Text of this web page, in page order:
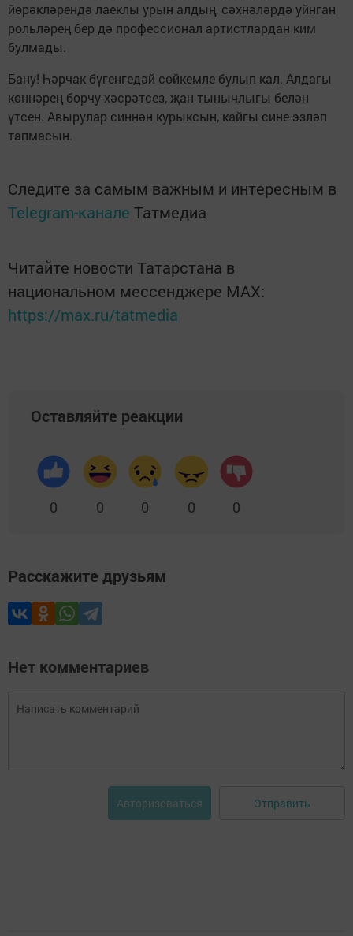
йөрәкләрендә лаеклы урын алдың, сәхнәләрдә уйнган
рольләрең бер дә профессионал артистлардан ким
булмады.
Бану! Һәрчак бүгенгедәй сөйкемле булып кал. Алдагы
көннәрең борчу-хәсрәтсез, җан тынычлыгы белән
үтсен. Авырулар синнән курыксын, кайгы сине эзләп
тапмасын.
Следите за самым важным и интересным в
Telegram-канале Татмедиа
Читайте новости Татарстана в
национальном мессенджере MАХ:
https://max.ru/tatmedia
Оставляйте реакции
0 0 0 0 0
Расскажите друзьям
Нет комментариев
Авторизоваться Отправить